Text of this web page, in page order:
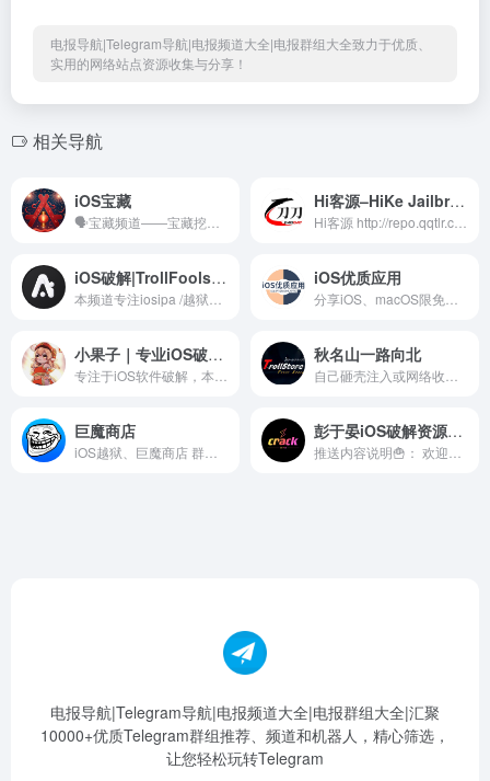
电报导航|Telegram导航|电报频道大全|电报群组大全致力于优质、
实用的网络站点资源收集与分享！
相关导航
iOS宝藏 Hi客源–HiKe Jailbreak Source
iOS破解|TrollFools插件 iOS优质应用
小果子｜专业iOS破解软件分享 秋名山一路向北
巨魔商店 彭于晏iOS破解资源频道
电报导航|Telegram导航|电报频道大全|电报群组大全|汇聚
10000+优质Telegram群组推荐、频道和机器人，精心筛选，
让您轻松玩转Telegram